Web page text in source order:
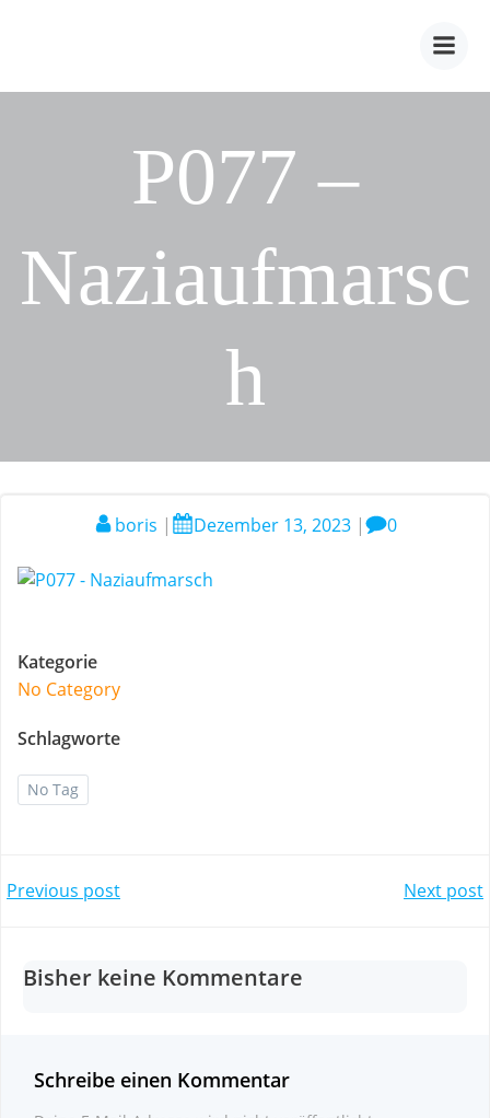
P077 –
Naziaufmarsc
h
boris | Dezember 13, 2023 | 0
Kategorie
No Category
Schlagworte
No Tag
Post
navigation
Previous post
navigation
Next post
Bisher keine Kommentare
Schreibe einen Kommentar